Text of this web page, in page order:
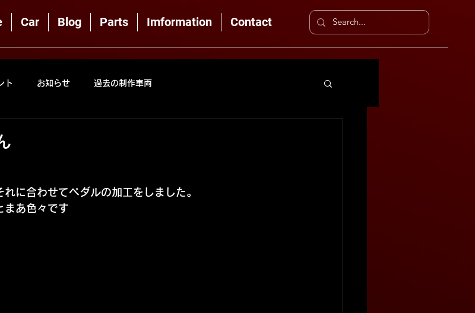
Car Blog Parts Imformation Contact
ト お知らせ 過去の制作車両
に合わせてペダルの加工をしました。
まあ色々です